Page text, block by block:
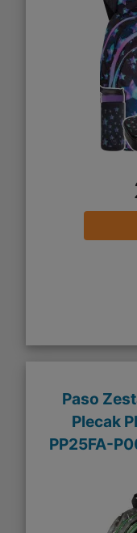
Paso
Plecak
PP25FA-